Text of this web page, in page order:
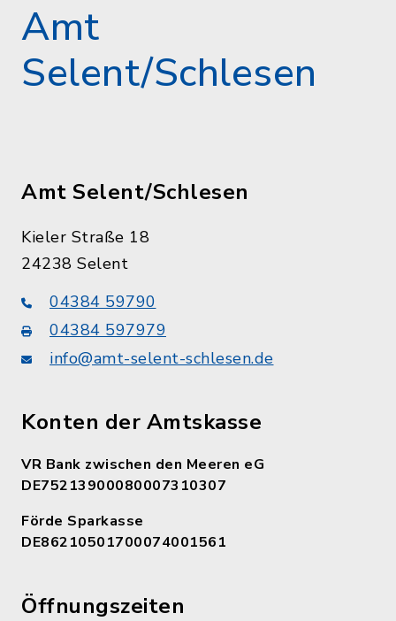
Amt
Selent/Schlesen
Amt Selent/Schlesen
Kieler Straße 18
24238 Selent
04384 59790
04384 597979
info@amt-selent-schlesen.de
Konten der Amtskasse
VR Bank zwischen den Meeren eG
DE75213900080007310307
Förde Sparkasse
DE86210501700074001561
Öffnungszeiten